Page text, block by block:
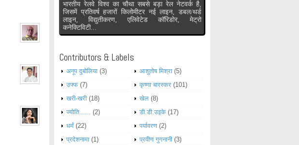
भारतीय रेलवे विश्व का चौथा सबसे बड़ा रेल नेटवर्क है,
जिसमें प्रतिवर्ष हजारों किलोमीटर नई लाइन, डबल/थर्ड
लाइन, विद्युतीकरण, एलिवेटेड कॉरिडोर, मेट्रो
कनेक्टिविटी...
Contributors & Labels
अनूप दुबोलिया (3) आशुतोष मिश्रा (5)
उफ्फ (7) कृष्णा बारस्कर (101)
खरी-खरी (18) खेल (8)
ज्योति...... (2) डी.डी.उइके (17)
धर्मं (22) पर्यावरण (2)
प्रदेशनामा (1) प्रवीण गुगनानी (3)